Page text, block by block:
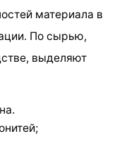
материала в
По сырью,
выделяют